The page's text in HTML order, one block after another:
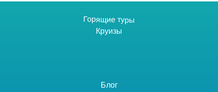
Блог
Горящие туры
Круизы